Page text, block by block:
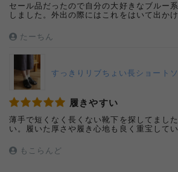
セール品だったので自分の大好きなブルー
しました。外出の際にはこれをはいて出かけ
たーちん
すっきりリブちょい長ショート
履きやすい
薄手で短くなく長くない靴下を探してまし
い。履いた厚さや履き心地も良く重宝してい
もこらんど